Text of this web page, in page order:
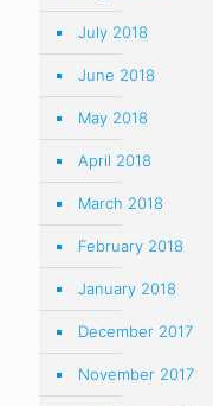
July 2018
June 2018
May 2018
April 2018
March 2018
February 2018
January 2018
December 2017
November 2017